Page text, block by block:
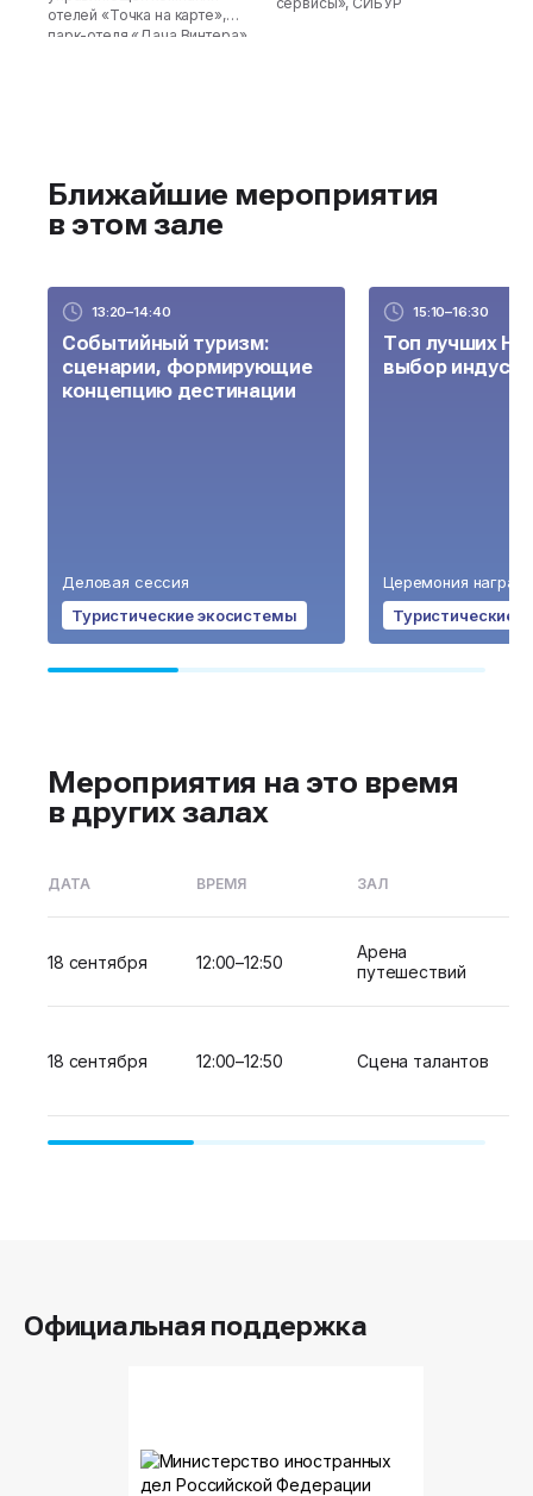
отелей «Точка на карте»,
парк-отеля «Дача Винтера»,
Ближайшие мероприятия
в этом зале
13:20–14:40
Событийный туризм:
сценарии, формирующие
концепцию дестинации
Деловая сессия
Туристические экосистемы
15:10–16:30
Топ лучших
выбор
Церемония
Туристические
Мероприятия на это время
в других залах
ДАТА ВРЕМЯ ЗАЛ
18 сентября 12:00–12:50
Арена
путешествий
18 сентября 12:00–12:50 Сцена талантов
Официальная поддержка